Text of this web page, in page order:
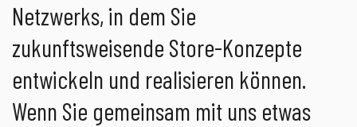
Netzwerks, in dem Sie
zukunftsweisende Store-Konzepte
entwickeln und realisieren können.
Wenn Sie gemeinsam mit uns etwas